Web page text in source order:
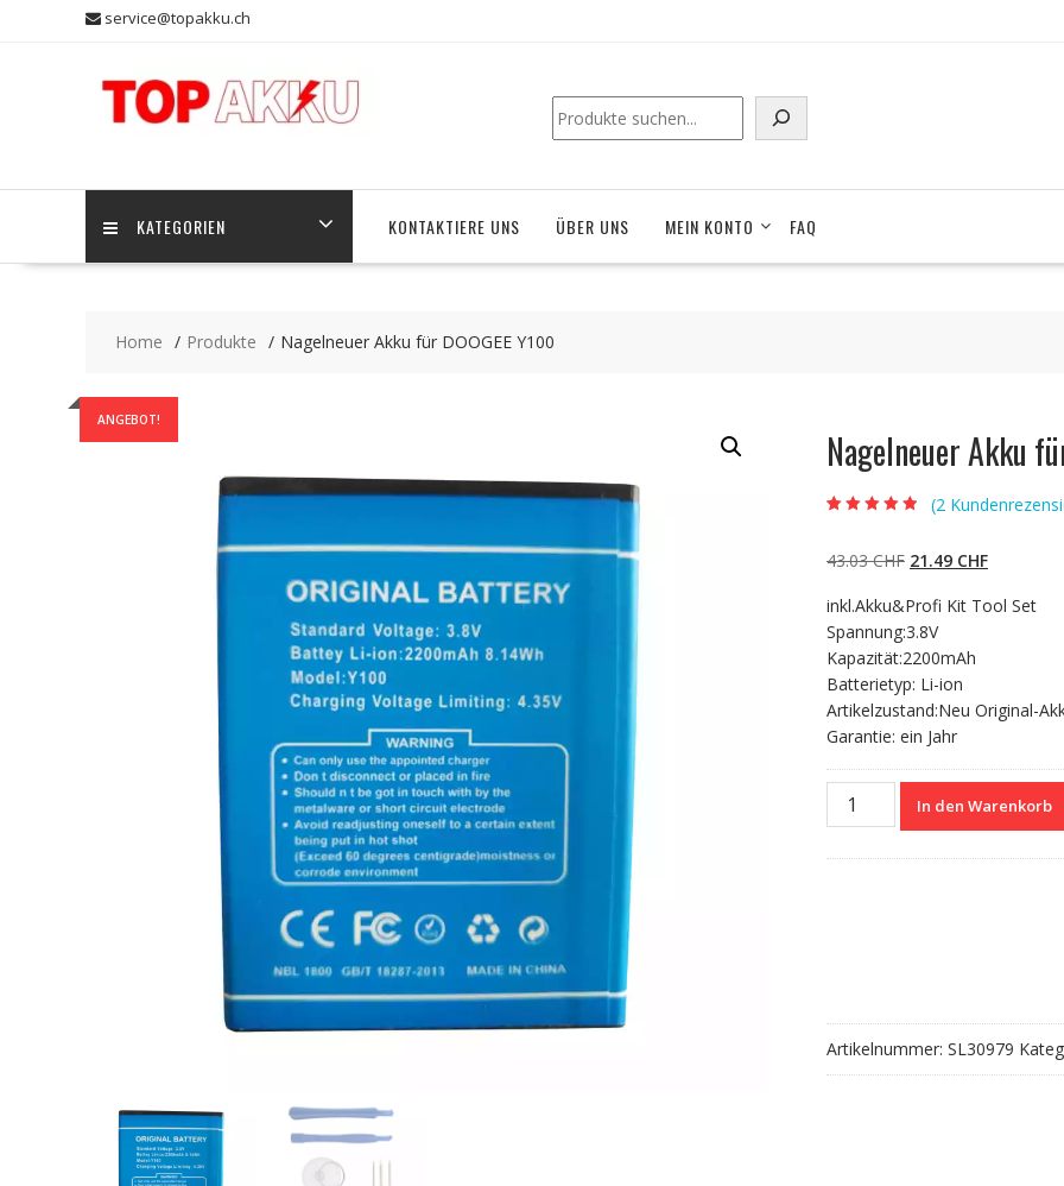
service@topakku.ch
Suchen
KATEGORIEN KONTAKTIERE UNS ÜBER UNS MEIN KONTO FAQ
Home Produkte Nagelneuer Akku für DOOGEE Y100
ANGEBOT!
Nagelneuer Akku
basierend auf
Kundenbewert
(2
43.03CHF Ursprünglicher
war:
43.03 CHF
21.49 CHFAktueller
ist:
inkl.Akku&Profi Kit Tool Set
Spannung:3.8V
Kapazität:2200mAh
Batterietyp: Li-ion
Artikelzustand:Neu Original-
Garantie: ein Jahr
Nagelneuer
Akku
In den Warenkorb
Artikelnummer: SL30979